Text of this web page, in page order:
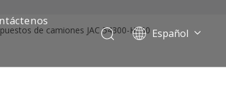
Español
Pусский
de camiones JAC 54300-H050